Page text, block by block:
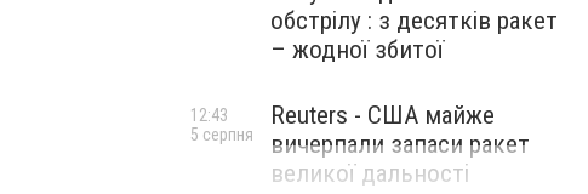
обстрілу : з десятків ракет
– жодної збитої
Reuters - США майже
вичерпали запаси ракет
великої дальності
12:43
5 серпня